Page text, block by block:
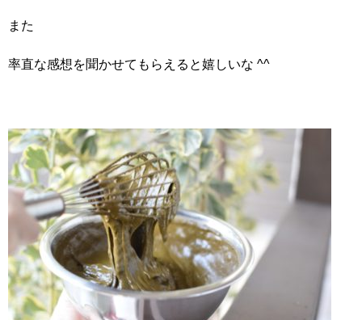
また
率直な感想を聞かせてもらえると嬉しいな ^^